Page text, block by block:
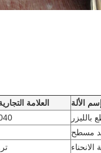
إسم الألة العلامة
بالليزر
مسطح
الانحناء